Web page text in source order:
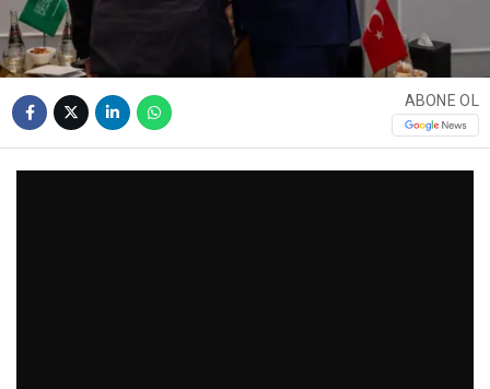
ABONE OL